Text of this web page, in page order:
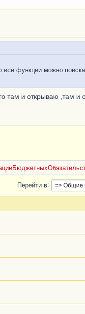
все функции можно
там и открываю ,там
Перейти в